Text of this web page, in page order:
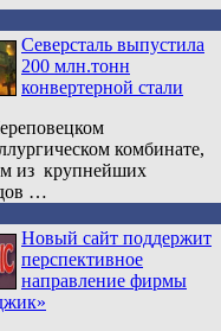
Северсталь выпустила
200 млн.тонн
конвертерной стали
комбинате,
из крупнейших
…
Новый сайт поддержит
перспективное
направление фирмы